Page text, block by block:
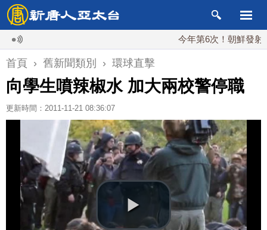
今年第6次！朝鮮發射彈
首頁 › 舊新聞類別 › 環球直擊
向學生噴辣椒水 加大兩校警停職
更新時間：2011-11-21 08:36:07